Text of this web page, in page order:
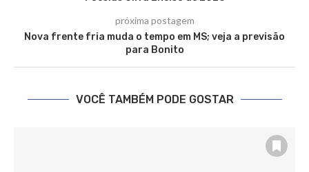
próxima postagem
Nova frente fria muda o tempo em MS; veja a previsão
para Bonito
VOCÊ TAMBÉM PODE GOSTAR